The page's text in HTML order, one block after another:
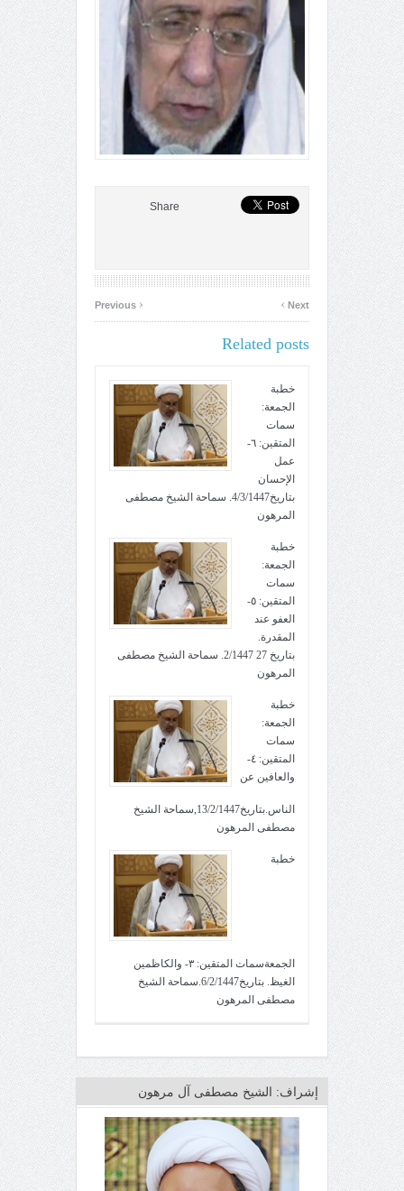
Share
‹ Next
›
Related posts
خطبة
الجمعة:
سمات
المتقين: ٦-
عمل
الإحسان
بتاريخ4/3/1447. سماحة الشيخ مصطفى
المرهون
خطبة
الجمعة:
سمات
المتقين: ٥-
العفو عند
المقدرة.
بتاريخ 27 2/1447. سماحة الشيخ مصطفى
المرهون
خطبة
الجمعة:
سمات
المتقين: ٤-
والعافين عن
الناس.بتاريخ13/2/1447,سماحة الشيخ
مصطفى المرهون
خطبة
الجمعةسمات المتقين: ٣- والكاظمين
الغيظ. بتاريخ6/2/1447.سماحة الشيخ
مصطفى المرهون
إشراف: الشيخ مصطفى آل مرهون